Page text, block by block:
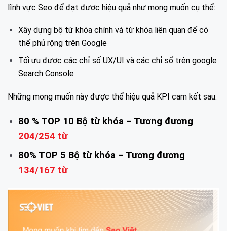
lĩnh vực Seo để đạt được hiệu quả như mong muốn cụ thể:
Xây dựng bộ từ khóa chính và từ khóa liên quan để có
thể phủ rộng trên Google
Tối ưu được các chỉ số UX/UI và các chỉ số trên google
Search Console
Những mong muốn này được thể hiệu quả KPI cam kết sau:
80 % TOP 10 Bộ từ khóa – Tương đương
204/254 từ
80% TOP 5 Bộ từ khóa – Tương đương
134/167 từ